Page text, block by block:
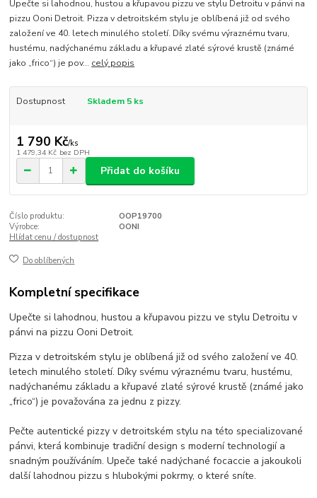
Upečte si lahodnou, hustou a křupavou pizzu ve stylu Detroitu v pánvi na
pizzu Ooni Detroit. Pizza v detroitském stylu je oblíbená již od svého
založení ve 40. letech minulého století. Díky svému výraznému tvaru,
hustému, nadýchanému základu a křupavé zlaté sýrové krustě (známé
jako „frico“) je pov... celý popis
Dostupnost Skladem 5 ks
1 790 Kč/ks
1 479,34 Kč bez DPH
Přidat do košíku
Číslo produktu:
OOP19700
Výrobce:
OONI
Hlídat cenu / dostupnost
Do oblíbených
Kompletní specifikace
Upečte si lahodnou, hustou a křupavou pizzu ve stylu Detroitu v
pánvi na pizzu Ooni Detroit.
Pizza v detroitském stylu je oblíbená již od svého založení ve 40.
letech minulého století. Díky svému výraznému tvaru, hustému,
nadýchanému základu a křupavé zlaté sýrové krustě (známé jako
„frico“) je považována za jednu z pizzy.
Pečte autentické pizzy v detroitském stylu na této specializované
pánvi, která kombinuje tradiční design s moderní technologií a
snadným používáním. Upeče také nadýchané focaccie a jakoukoli
další lahodnou pizzu s hlubokými pokrmy, o které sníte.